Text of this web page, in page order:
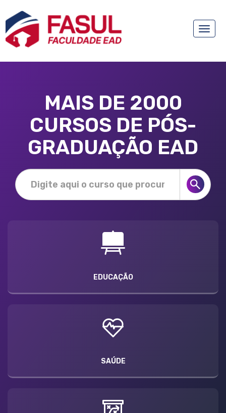
Toggle
MAIS DE 2000
CURSOS DE PÓS-
GRADUAÇÃO EAD
EDUCAÇÃO
SAÚDE